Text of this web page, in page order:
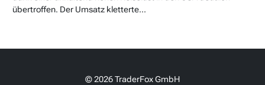
übertroffen. Der Umsatz kletterte...
© 2026 TraderFox GmbH